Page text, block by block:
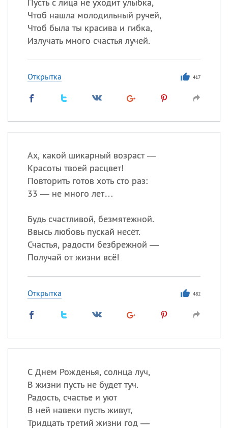
Чтоб нашла молодильный ручей,
Чтоб была ты красива и гибка,
Излучать много счастья лучей.
Открытка 417
Ах, какой шикарный возраст —
Красоты твоей расцвет!
Повторить готов хоть сто раз:
33 — не много лет…
Будь счастливой, безмятежной.
Ввысь любовь пускай несёт.
Счастья, радости безбрежной —
Получай от жизни всё!
Открытка 482
С Днем Рожденья, солнца луч,
В жизни пусть не будет туч.
Радость, счастье и уют
В ней навеки пусть живут,
Тридцать третий жизни год —
ИМЕНА
Сегодня празднуют именины
Посмотреть значениеи
происхождение